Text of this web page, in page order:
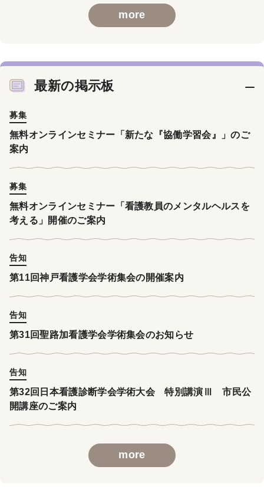
more
最新の掲示板
募集
無料オンラインセミナー「新たな『協働学習会』」のご
案内
募集
無料オンラインセミナー「看護教員のメンタルヘルスを
考える」開催のご案内
告知
第11回神戸看護学会学術集会の開催案内
告知
第31回聖路加看護学会学術集会のお知らせ
告知
第32回日本看護診断学会学術大会 特別講演Ⅲ 市民公
開講座のご案内
more